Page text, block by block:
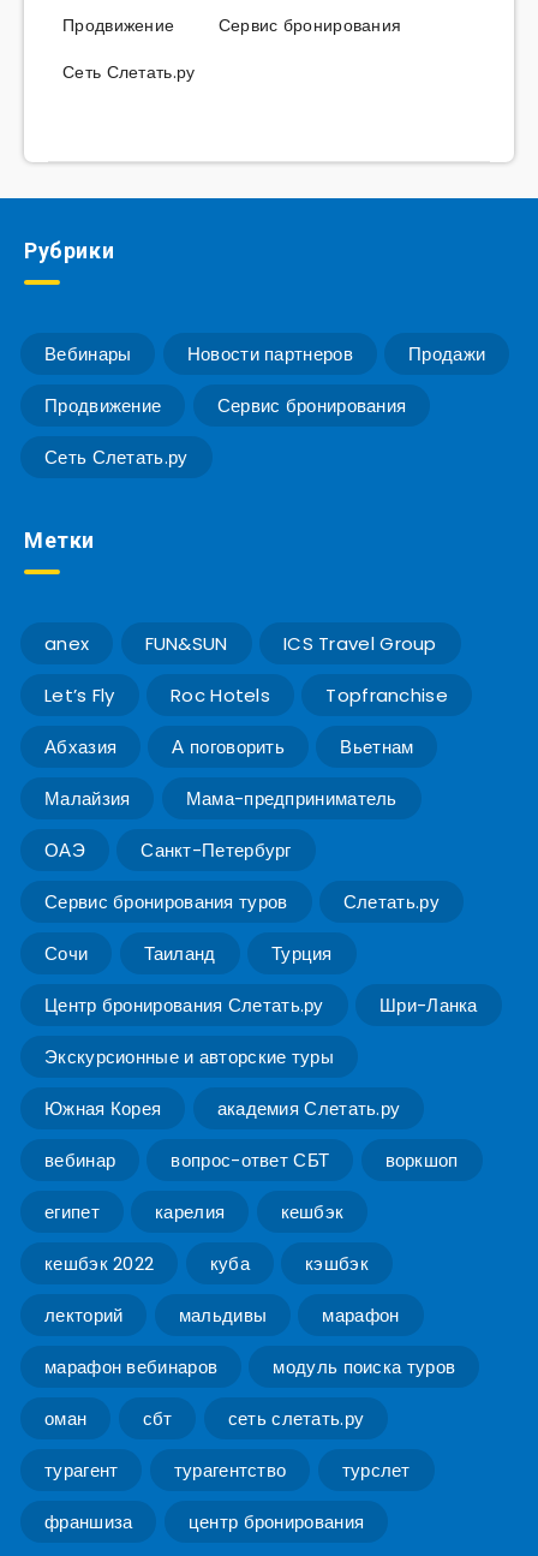
Продвижение
Сервис бронирования
Сеть Слетать.ру
Рубрики
Вебинары Новости партнеров Продажи
Продвижение Сервис бронирования
Сеть Слетать.ру
Метки
anex FUN&SUN ICS Travel Group
Let’s Fly Roc Hotels Topfranchise
Абхазия А поговорить Вьетнам
Малайзия Мама-предприниматель
ОАЭ Санкт-Петербург
Сервис бронирования туров Слетать.ру
Сочи Таиланд Турция
Центр бронирования Слетать.ру Шри-Ланка
Экскурсионные и авторские туры
Южная Корея академия Слетать.ру
вебинар вопрос-ответ СБТ воркшоп
египет карелия кешбэк
кешбэк 2022 куба кэшбэк
лекторий мальдивы марафон
марафон вебинаров модуль поиска туров
оман сбт сеть слетать.ру
турагент турагентство турслет
франшиза центр бронирования